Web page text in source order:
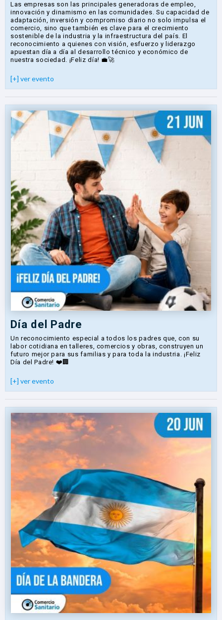
Las empresas son las principales generadoras de empleo,
innovación y dinamismo en las comunidades. Su capacidad de
adaptación, inversión y compromiso diario no solo impulsa el
comercio, sino que también es clave para el crecimiento
sostenible de la industria y la infraestructura del país. El
reconocimiento a quienes con visión, esfuerzo y liderazgo
apuestan día a día al desarrollo técnico y económico de
nuestra sociedad. ¡Feliz día! 💼🚀
[+] ver evento
Día del Padre
Un reconocimiento especial a todos los padres que, con su
labor cotidiana en talleres, comercios y obras, construyen un
futuro mejor para sus familias y para toda la industria. ¡Feliz
Día del Padre! ❤️🏢
[+] ver evento